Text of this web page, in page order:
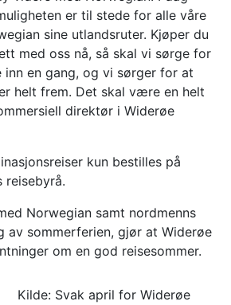
er til stede for alle våre
sine utlandsruter. Kjøper du
med oss nå, så skal vi sørge for
inn en gang, og vi sørger for at
helt frem. Det skal være en helt
direktør i Widerøe
kun bestilles på
reisebyrå.
Norwegian samt nordmenns
sommerferien, gjør at Widerøe
om en god reisesommer.
Kilde: Svak april for Widerøe